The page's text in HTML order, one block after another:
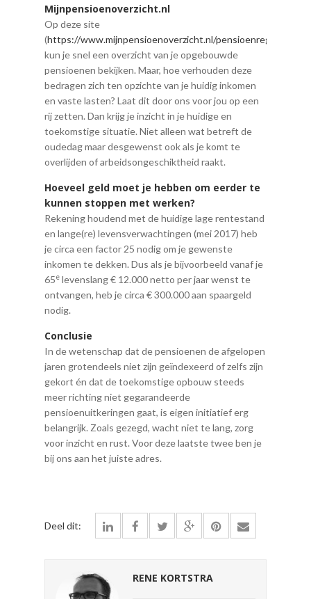
Mijnpensioenoverzicht.nl
Op deze site
(https://www.mijnpensioenoverzicht.nl/pensioenregister
kun je snel een overzicht van je opgebouwde
pensioenen bekijken. Maar, hoe verhouden deze
bedragen zich ten opzichte van je huidig inkomen
en vaste lasten? Laat dit door ons voor jou op een
rij zetten. Dan krijg je inzicht in je huidige en
toekomstige situatie. Niet alleen wat betreft de
oudedag maar desgewenst ook als je komt te
overlijden of arbeidsongeschiktheid raakt.
Hoeveel geld moet je hebben om eerder te
kunnen stoppen met werken?
Rekening houdend met de huidige lage rentestand
en lange(re) levensverwachtingen (mei 2017) heb
je circa een factor 25 nodig om je gewenste
inkomen te dekken. Dus als je bijvoorbeeld vanaf je
65e levenslang € 12.000 netto per jaar wenst te
ontvangen, heb je circa € 300.000 aan spaargeld
nodig.
Conclusie
In de wetenschap dat de pensioenen de afgelopen
jaren grotendeels niet zijn geïndexeerd of zelfs zijn
gekort én dat de toekomstige opbouw steeds
meer richting niet gegarandeerde
pensioenuitkeringen gaat, is eigen initiatief erg
belangrijk. Zoals gezegd, wacht niet te lang, zorg
voor inzicht en rust. Voor deze laatste twee ben je
bij ons aan het juiste adres.
Deel dit:
RENE KORTSTRA